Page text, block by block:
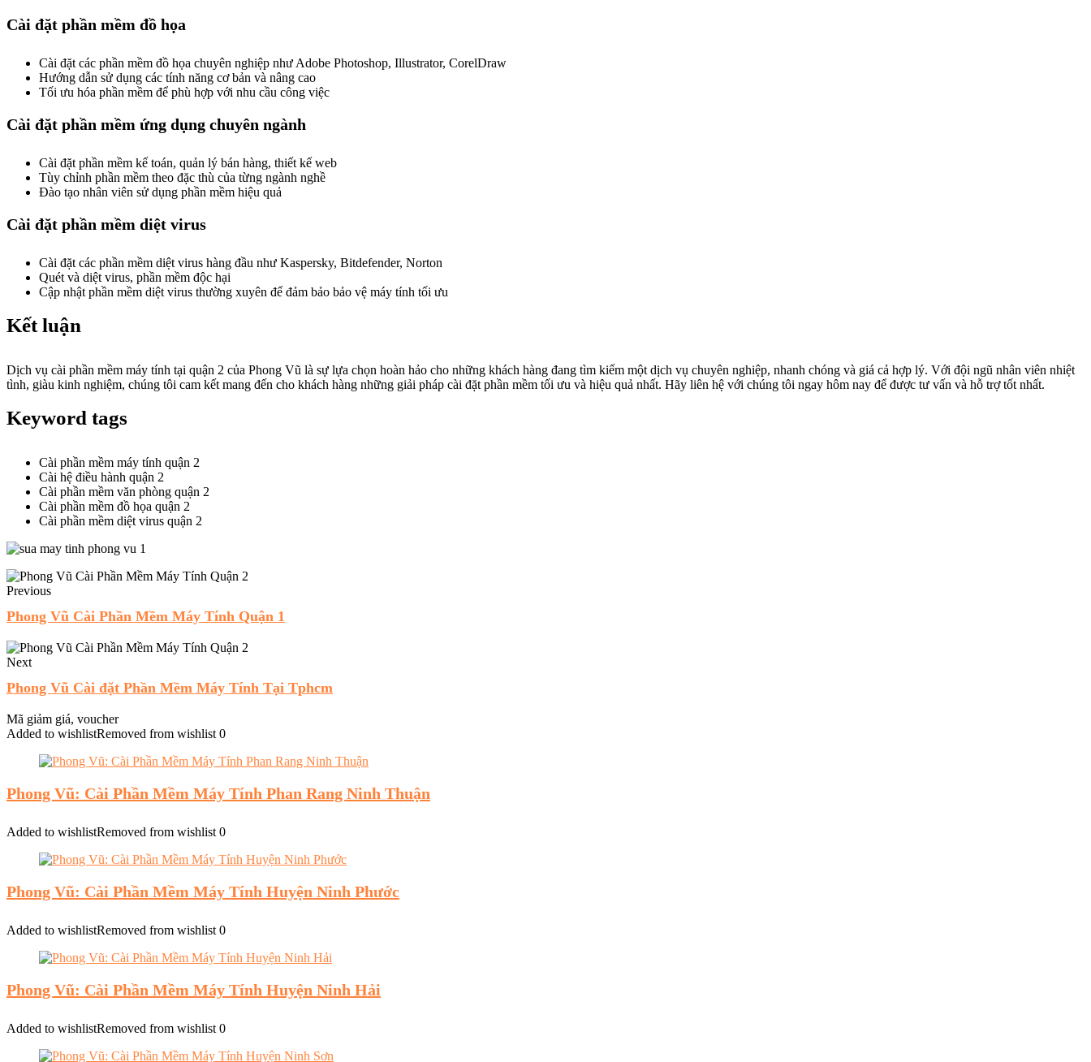
Cài đặt phần mềm đồ họa
Cài đặt các phần mềm đồ họa chuyên nghiệp như Adobe Photoshop, Illustrator, CorelDraw
Hướng dẫn sử dụng các tính năng cơ bản và nâng cao
Tối ưu hóa phần mềm để phù hợp với nhu cầu công việc
Cài đặt phần mềm ứng dụng chuyên ngành
Cài đặt phần mềm kế toán, quản lý bán hàng, thiết kế web
Tùy chỉnh phần mềm theo đặc thù của từng ngành nghề
Đào tạo nhân viên sử dụng phần mềm hiệu quả
Cài đặt phần mềm diệt virus
Cài đặt các phần mềm diệt virus hàng đầu như Kaspersky, Bitdefender, Norton
Quét và diệt virus, phần mềm độc hại
Cập nhật phần mềm diệt virus thường xuyên để đảm bảo bảo vệ máy tính tối ưu
Kết luận
Dịch vụ cài phần mềm máy tính tại quận 2 của Phong Vũ là sự lựa chọn hoàn hảo cho những khách hàng đang tìm kiếm một dịch vụ chuyên nghiệp, nhanh chóng và giá cả hợp lý. Với đội ngũ nhân viên nhiệt
tình, giàu kinh nghiệm, chúng tôi cam kết mang đến cho khách hàng những giải pháp cài đặt phần mềm tối ưu và hiệu quả nhất. Hãy liên hệ với chúng tôi ngay hôm nay để được tư vấn và hỗ trợ tốt nhất.
Keyword tags
Cài phần mềm máy tính quận 2
Cài hệ điều hành quận 2
Cài phần mềm văn phòng quận 2
Cài phần mềm đồ họa quận 2
Cài phần mềm diệt virus quận 2
Previous
Phong Vũ Cài Phần Mềm Máy Tính Quận 1
Next
Phong Vũ Cài đặt Phần Mềm Máy Tính Tại Tphcm
Mã giảm giá, voucher
Added to wishlistRemoved from wishlist 0
Phong Vũ: Cài Phần Mềm Máy Tính Phan Rang Ninh Thuận
Added to wishlistRemoved from wishlist 0
Phong Vũ: Cài Phần Mềm Máy Tính Huyện Ninh Phước
Added to wishlistRemoved from wishlist 0
Phong Vũ: Cài Phần Mềm Máy Tính Huyện Ninh Hải
Added to wishlistRemoved from wishlist 0